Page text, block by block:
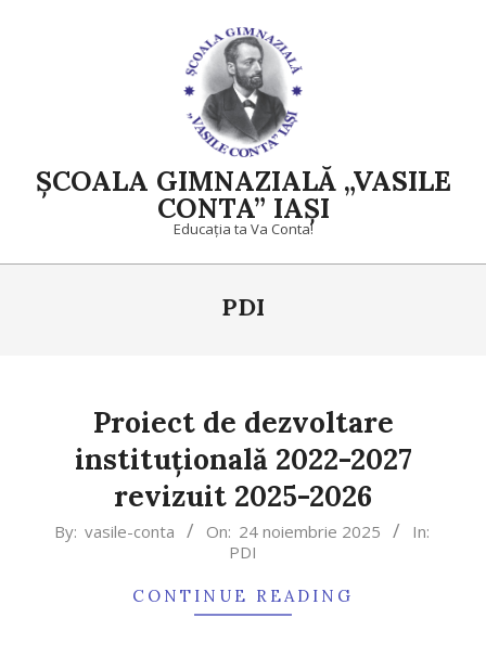
ȘCOALA GIMNAZIALĂ „VASILE
CONTA” IAȘI
Educația ta Va Conta!
PDI
Proiect de dezvoltare
instituțională 2022-2027
revizuit 2025-2026
2025-
By: vasile-conta On: 24 noiembrie 2025
In:
PDI
CONTINUE READING